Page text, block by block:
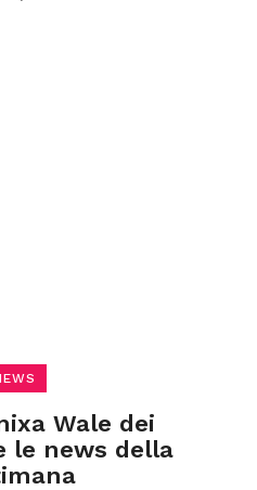
Wale dei
le news della